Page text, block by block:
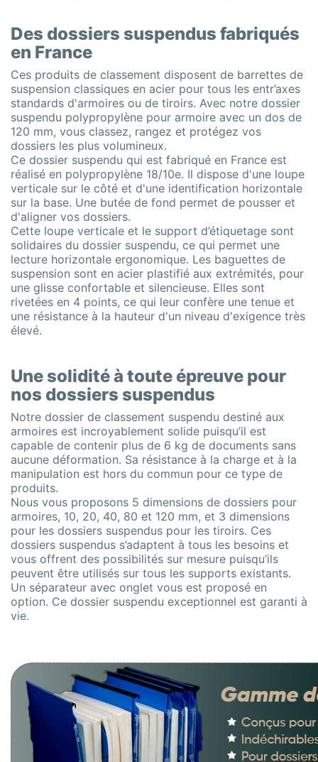
Des dossiers suspendus fabriqués
en France
Ces produits de classement disposent de barrettes de
suspension classiques en acier pour tous les entr’axes
standards d'armoires ou de tiroirs. Avec notre dossier
suspendu polypropylène pour armoire avec un dos de
120 mm, vous classez, rangez et protégez vos
dossiers les plus volumineux.
Ce dossier suspendu qui est fabriqué en France est
réalisé en polypropylène 18/10e. Il dispose d'une loupe
verticale sur le côté et d'une identification horizontale
sur la base. Une butée de fond permet de pousser et
d'aligner vos dossiers.
Cette loupe verticale et le support d’étiquetage sont
solidaires du dossier suspendu, ce qui permet une
lecture horizontale ergonomique. Les baguettes de
suspension sont en acier plastifié aux extrémités, pour
une glisse confortable et silencieuse. Elles sont
rivetées en 4 points, ce qui leur confère une tenue et
une résistance à la hauteur d'un niveau d'exigence très
élevé.
Une solidité à toute épreuve pour
nos dossiers suspendus
Notre dossier de classement suspendu destiné aux
armoires est incroyablement solide puisqu’il est
capable de contenir plus de 6 kg de documents sans
aucune déformation. Sa résistance à la charge et à la
manipulation est hors du commun pour ce type de
produits.
Nous vous proposons 5 dimensions de dossiers pour
armoires, 10, 20, 40, 80 et 120 mm, et 3 dimensions
pour les dossiers suspendus pour les tiroirs. Ces
dossiers suspendus s’adaptent à tous les besoins et
vous offrent des possibilités sur mesure puisqu’ils
peuvent être utilisés sur tous les supports existants.
Un séparateur avec onglet vous est proposé en
option. Ce dossier suspendu exceptionnel est garanti à
vie.